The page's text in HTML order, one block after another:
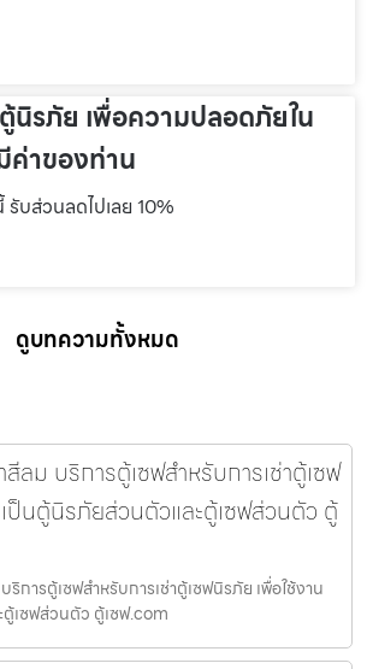
ตู้นิรภัย เพื่อความปลอดภัยใน
าของท่าน
รับส่วนลดไปเลย 10%
ดูบทความทั้งหมด
ลม บริการตู้เซฟสำหรับการเช่าตู้เซฟ
ป็นตู้นิรภัยส่วนตัวและตู้เซฟส่วนตัว ตู้
ริการตู้เซฟสำหรับการเช่าตู้เซฟนิรภัย เพื่อใช้งาน
เซฟส่วนตัว ตู้เซฟ.com